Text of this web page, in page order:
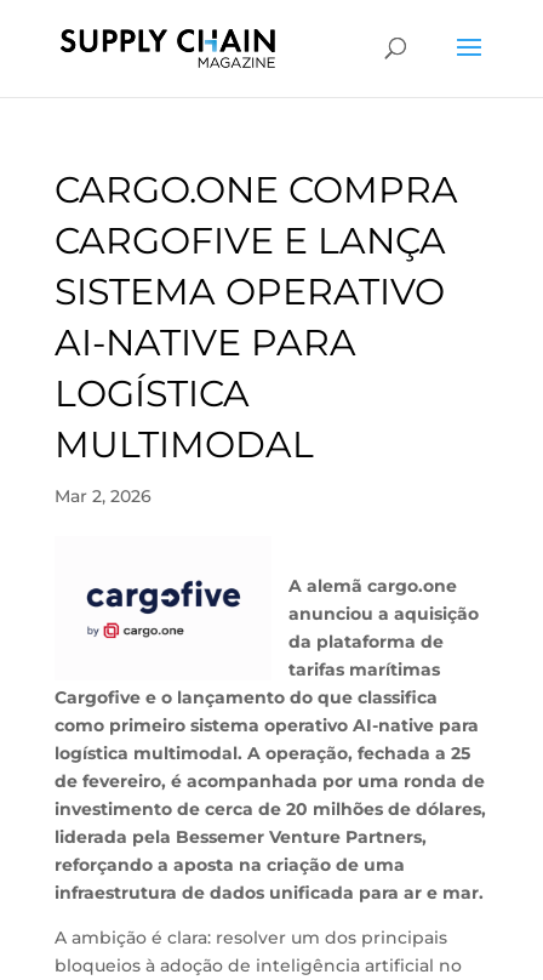
CARGO.ONE COMPRA
CARGOFIVE E LANÇA
SISTEMA OPERATIVO
AI-NATIVE PARA
LOGÍSTICA
MULTIMODAL
Mar 2, 2026
A alemã cargo.one
anunciou a aquisição
da plataforma de
tarifas marítimas
Cargofive e o lançamento do que classifica
como primeiro sistema operativo AI-native para
logística multimodal. A operação, fechada a 25
de fevereiro, é acompanhada por uma ronda de
investimento de cerca de 20 milhões de dólares,
liderada pela Bessemer Venture Partners,
reforçando a aposta na criação de uma
infraestrutura de dados unificada para ar e mar.
A ambição é clara: resolver um dos principais
bloqueios à adoção de inteligência artificial no